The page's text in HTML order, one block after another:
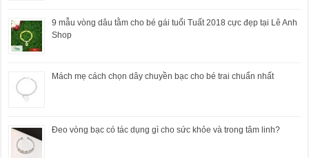
9 mẫu vòng dâu tằm cho bé gái tuổi Tuất 2018 cực đẹp tại Lê Anh
Shop
Mách mẹ cách chọn dây chuyền bạc cho bé trai chuẩn nhất
Đeo vòng bạc có tác dụng gì cho sức khỏe và trong tâm linh?